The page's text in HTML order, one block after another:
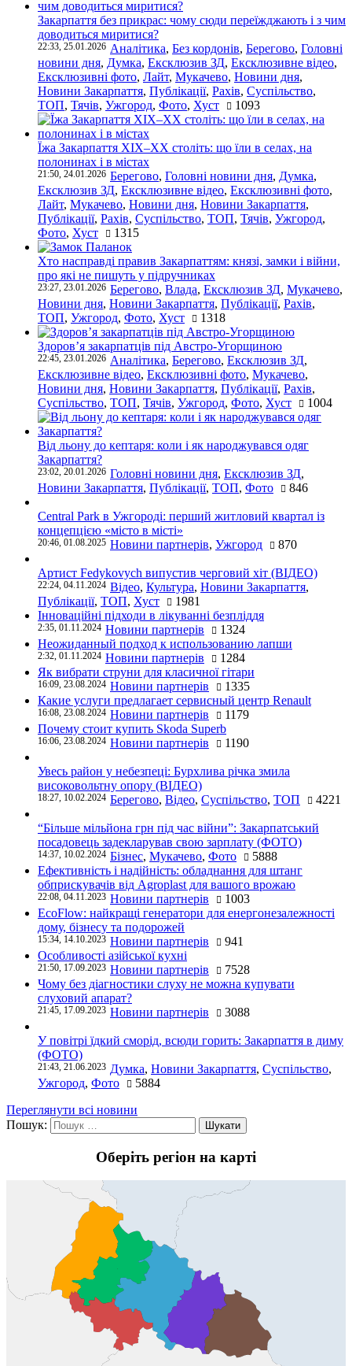
Закарпаття без прикрас: чому сюди переїжджають і з чим
доводиться миритися?
22:33, 25.01.2026 Аналітика, Без кордонів, Берегово, Головні
новини дня, Думка, Ексклюзив ЗД, Ексклюзивне відео,
Ексклюзивні фото, Лайт, Мукачево, Новини дня,
Новини Закарпаття, Публікації, Рахів, Суспільство,
ТОП, Тячів, Ужгород, Фото, Хуст 1093
Їжа Закарпаття ХІХ–ХХ століть: що їли в селах, на
полонинах і в містах
21:50, 24.01.2026 Берегово, Головні новини дня, Думка,
Ексклюзив ЗД, Ексклюзивне відео, Ексклюзивні фото,
Лайт, Мукачево, Новини дня, Новини Закарпаття,
Публікації, Рахів, Суспільство, ТОП, Тячів, Ужгород,
Фото, Хуст 1315
Хто насправді правив Закарпаттям: князі, замки і війни,
про які не пишуть у підручниках
23:27, 23.01.2026 Берегово, Влада, Ексклюзив ЗД, Мукачево,
Новини дня, Новини Закарпаття, Публікації, Рахів,
ТОП, Ужгород, Фото, Хуст 1318
Здоров’я закарпатців під Австро-Угорщиною
22:45, 23.01.2026 Аналітика, Берегово, Ексклюзив ЗД,
Ексклюзивне відео, Ексклюзивні фото, Мукачево,
Новини дня, Новини Закарпаття, Публікації, Рахів,
Суспільство, ТОП, Тячів, Ужгород, Фото, Хуст 1004
Від льону до кептаря: коли і як народжувався одяг
Закарпаття?
23:02, 20.01.2026 Головні новини дня, Ексклюзив ЗД,
Новини Закарпаття, Публікації, ТОП, Фото 846
Central Park в Ужгороді: перший житловий квартал із
концепцією «місто в місті»
20:46, 01.08.2025 Новини партнерів, Ужгород 870
Артист Fedykovych випустив черговий хіт (ВІДЕО)
22:24, 04.11.2024 Відео, Культура, Новини Закарпаття,
Публікації, ТОП, Хуст
1981
Інноваційні підходи в лікуванні безпліддя
2:35, 01.11.2024 Новини партнерів
1324
Неожиданный подход к использованию лапши
2:32, 01.11.2024 Новини партнерів
1284
Як вибрати струни для класичної гітари
16:09, 23.08.2024 Новини партнерів
1335
Какие услуги предлагает сервисный центр Renault
16:08, 23.08.2024 Новини партнерів
1179
Почему стоит купить Skoda Superb
16:06, 23.08.2024 Новини партнерів 1190
Увесь район у небезпеці: Бурхлива річка змила
високовольтну опору (ВІДЕО)
18:27, 10.02.2024 Берегово, Відео, Суспільство, ТОП 4221
“Більше мільйона грн під час війни”: Закарпатський
посадовець задекларував свою зарплату (ФОТО)
14:37, 10.02.2024 Бізнес, Мукачево, Фото
5888
Ефективність і надійність: обладнання для штанг
обприскувачів від Agroplast для вашого врожаю
22:08, 04.11.2023 Новини партнерів
1003
EcoFlow: найкращі генератори для енергонезалежності
дому, бізнесу та подорожей
15:34, 14.10.2023 Новини партнерів
941
Особливості азійської кухні
21:50, 17.09.2023 Новини партнерів
7528
Чому без діагностики слуху не можна купувати
слуховий апарат?
21:45, 17.09.2023 Новини партнерів 3088
У повітрі їдкий сморід, всюди горить: Закарпаття в диму
(ФОТО)
21:43, 21.06.2023 Думка, Новини Закарпаття, Суспільство,
Ужгород, Фото
5884
Переглянути всі новини
Пошук:
Оберіть регіон на карті